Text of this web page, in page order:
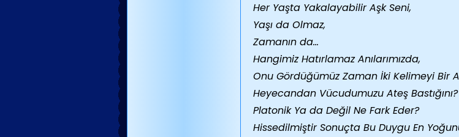
Her Yaşta Yakalayabilir Aşk Seni,
Yaşı da Olmaz,
Zamanın da...
Hangimiz Hatırlamaz Anılarımızda,
Onu Gördüğümüz Zaman İki Kelimeyi Bir
Heyecandan Vücudumuzu Ateş Bastığını?
Platonik Ya da Değil Ne Fark Eder?
Hissedilmiştir Sonuçta Bu Duygu En